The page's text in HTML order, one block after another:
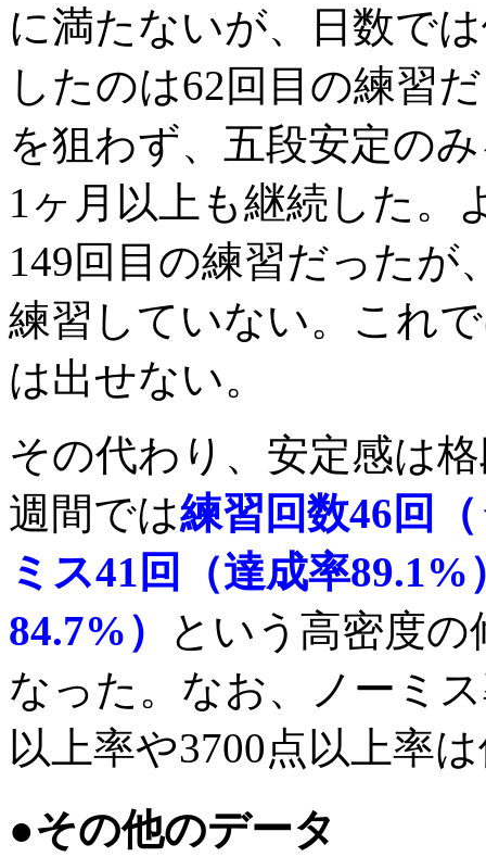
に満たないが、日数で
したのは62回目の練習
を狙わず、五段安定の
1ヶ月以上も継続した。
149回目の練習だったが
練習していない。これ
は出せない。
その代わり、安定感は
週間では練習回数46回
ミス41回（達成率
84.7%）
という高密度
なった。なお、ノーミ
以上率や3700点以上率
●その他のデータ